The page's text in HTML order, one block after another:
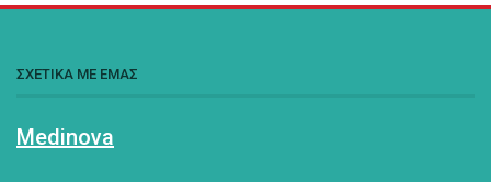
ΣΧΕΤΙΚΑ ΜΕ ΕΜΑΣ
Medinova